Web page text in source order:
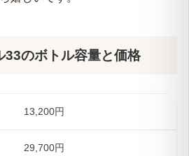
33のボトル容量と価格
13,200円
29,700円